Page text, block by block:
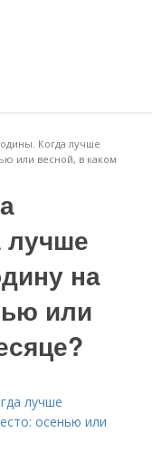
Когда лучше
или весной, в каком
лучше
на
или
лучше
осенью или